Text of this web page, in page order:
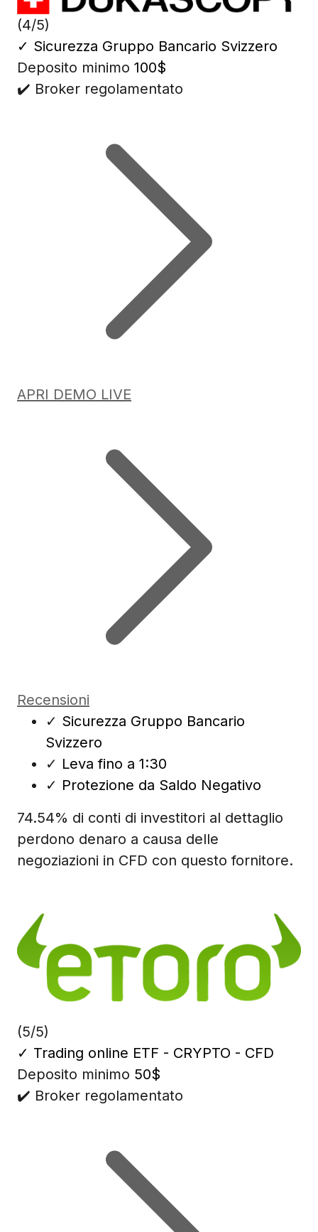
(4/5)
✓ Sicurezza Gruppo Bancario Svizzero
Deposito minimo 100$
✔️ Broker regolamentato
APRI DEMO LIVE
Recensioni
✓ Sicurezza Gruppo Bancario
Svizzero
✓ Leva fino a 1:30
✓ Protezione da Saldo Negativo
74.54% di conti di investitori al dettaglio
perdono denaro a causa delle
negoziazioni in CFD con questo fornitore.
(5/5)
✓ Trading online ETF - CRYPTO - CFD
Deposito minimo 50$
✔️ Broker regolamentato